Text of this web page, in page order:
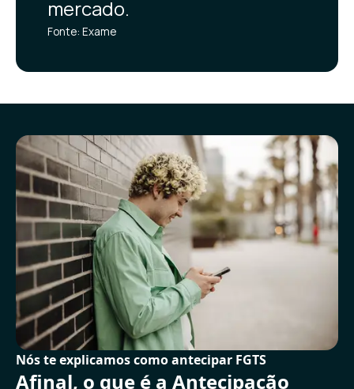
mercado.
Fonte: Exame
Nós te explicamos como antecipar FGTS
Afinal, o que é a Antecipação